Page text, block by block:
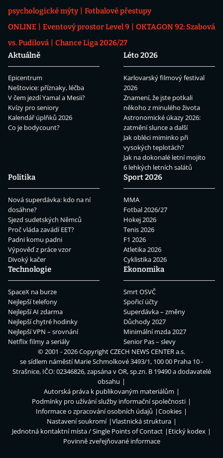
psychologické mýty
Fotbalové přestupy
ONLINE
Eventový prostor Level 9
OKTAGON 92: Szabová
vs. Pudilová
Chance Liga 2026/27
Aktuálně
Epicentrum
Neštovice: příznaky, léčba
V čem jezdí Yamal a Mesii?
Kvízy pro seniory
Kalendář úplňků 2026
Co je bodycount?
Léto 2026
Karlovarský filmový festival
2026
Znamení, že jste potkali
někoho z minulého života
Astronomické úkazy 2026:
zatmění slunce a další
Jak obléci miminko při
vysokých teplotách?
Jak na dokonalé letní mojito
6 lehkých letních salátů
Politika
Nová superdávka: kdo na ní
dosáhne?
Sjezd sudetských Němců
Proč vláda zavádí EET?
Padni komu padni
Výpověď z práce vzor
Divoký kačer
Sport 2026
MMA
Fotbal 2026/27
Hokej 2026
Tenis 2026
F1 2026
Atletika 2026
Cyklistika 2026
Technologie
SpaceX na burze
Nejlepší telefony
Nejlepší AI zdarma
Nejlepší chytré hodinky
Nejlepší VPN – srovnání
Netflix filmy a seriály
Ekonomika
Smrt OSVČ
Spořicí účty
Superdávka – změny
Důchody 2027
Minimální mzda 2027
Senior Pas – slevy
© 2001 - 2026 CopyrightCZECH NEWS CENTER a.s.
se sídlem náměstí Marie Schmolkové 3493/1, 100 00 Praha 10 -
Strašnice, IČO: 02346826, zapsána v OR, sp.zn. B 19490 a dodavatelé
obsahu
Autorská práva k publikovaným materiálům
Podmínky pro užívání služby informační společnosti
Informace o zpracování osobních údajů
Cookies
Nastavení soukromí
Vlastnická struktura
Jednotná kontaktní místa / Single Points of Contact
Etický kodex
Povinně zveřejňované informace